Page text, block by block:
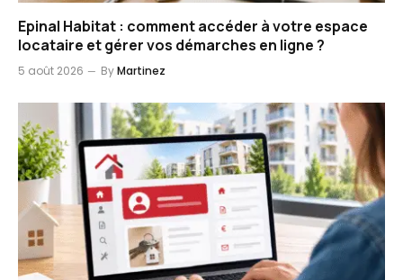
Epinal Habitat : comment accéder à votre espace
locataire et gérer vos démarches en ligne ?
5 août 2026 ByMartinez